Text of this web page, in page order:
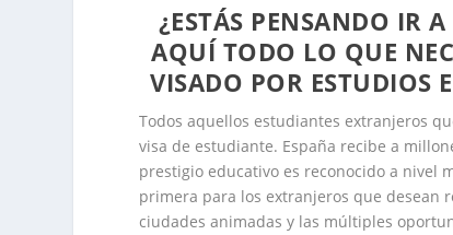
¿ESTÁS PENSANDO IR
AQUÍ TODO LO QUE
VISADO POR ESTUDIOS
Todos aquellos estudiantes extranjeros
visa de estudiante. España recibe a
prestigio educativo es reconocido a nivel
primera para los extranjeros que desean
ciudades animadas y las múltiples